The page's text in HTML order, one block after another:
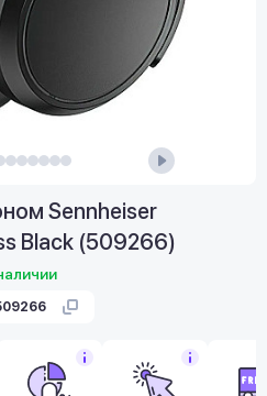
Sennheiser
Black (509266)